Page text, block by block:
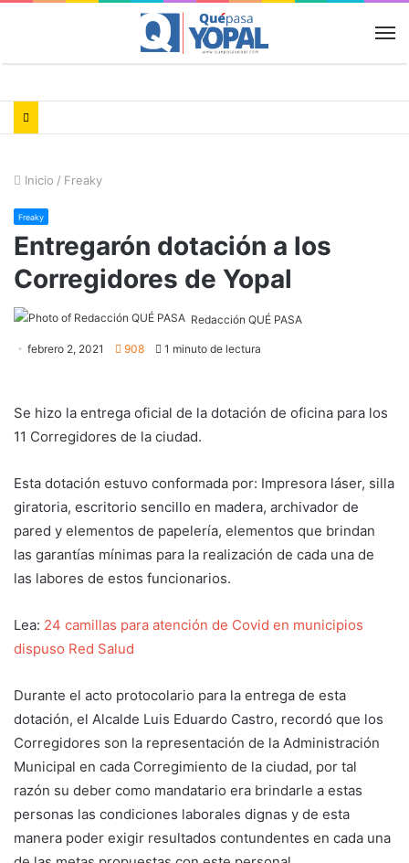
Inicio / Freaky
Freaky
Entregarón dotación a los
Corregidores de Yopal
Redacción QUÉ PASA
febrero 2, 2021 908 1 minuto de lectura
Se hizo la entrega oficial de la dotación de oficina para los
11 Corregidores de la ciudad.
Esta dotación estuvo conformada por: Impresora láser, silla
giratoria, escritorio sencillo en madera, archivador de
pared y elementos de papelería, elementos que brindan
las garantías mínimas para la realización de cada una de
las labores de estos funcionarios.
Lea: 24 camillas para atención de Covid en municipios
dispuso Red Salud
Durante el acto protocolario para la entrega de esta
dotación, el Alcalde Luis Eduardo Castro, recordó que los
Corregidores son la representación de la Administración
Municipal en cada Corregimiento de la ciudad, por tal
razón su deber como mandatario era brindarle a estas
personas las condiciones laborales dignas y de esta
manera poder exigir resultados contundentes en cada una